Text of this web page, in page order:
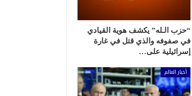
“حزب الـله” يكشف هوية القيادي
في صفوفه والذي قتل في غارة
إسرائيلية على…
أخبار العالم